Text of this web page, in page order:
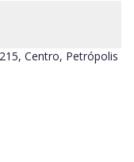
Centro, Petrópolis